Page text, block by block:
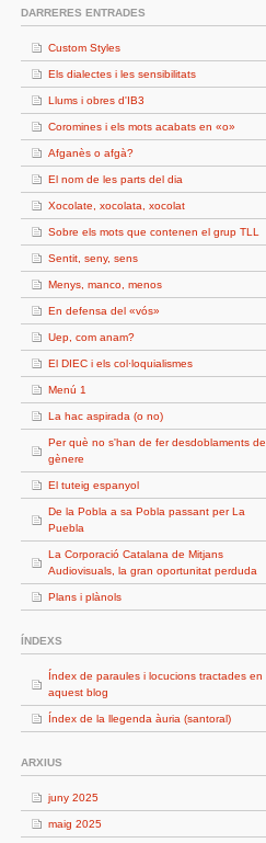
DARRERES ENTRADES
Custom Styles
Els dialectes i les sensibilitats
Llums i obres d'IB3
Coromines i els mots acabats en «o»
Afganès o afgà?
El nom de les parts del dia
Xocolate, xocolata, xocolat
Sobre els mots que contenen el grup TLL
Sentit, seny, sens
Menys, manco, menos
En defensa del «vós»
Uep, com anam?
El DIEC i els col·loquialismes
Menú 1
La hac aspirada (o no)
Per què no s'han de fer desdoblaments de
gènere
El tuteig espanyol
De la Pobla a sa Pobla passant per La
Puebla
La Corporació Catalana de Mitjans
Audiovisuals, la gran oportunitat perduda
Plans i plànols
ÍNDEXS
Índex de paraules i locucions tractades en
aquest blog
Índex de la llegenda àuria (santoral)
ARXIUS
juny 2025
maig 2025